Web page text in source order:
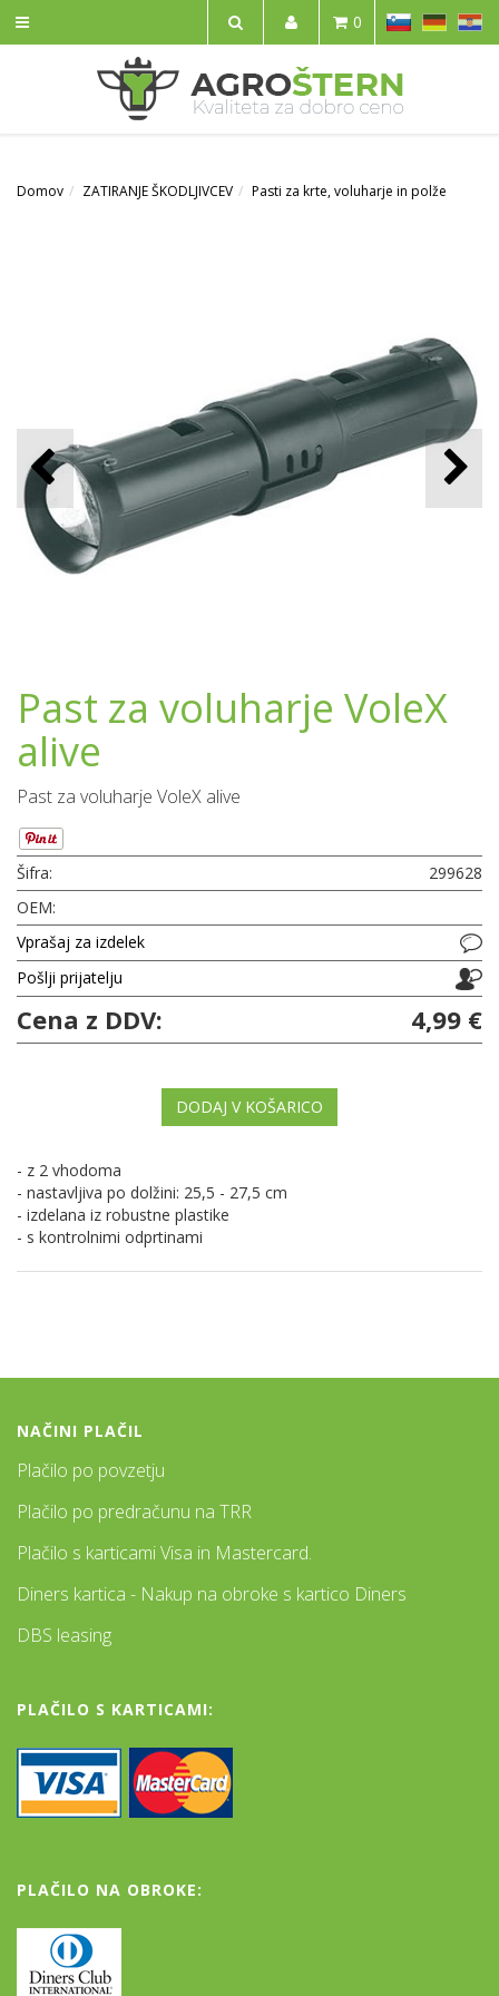
IŠČI
SL HR
0
Domov ZATIRANJE ŠKODLJIVCEV Pasti za krte, voluharje in polže
Past za voluharje VoleX
alive
Past za voluharje VoleX alive
Šifra:
299628
OEM:
Vprašaj za izdelek
Pošlji prijatelju
Cena z DDV: 4,99 €
DODAJ V KOŠARICO
- z 2 vhodoma
- nastavljiva po dolžini: 25,5 - 27,5 cm
- izdelana iz robustne plastike
- s kontrolnimi odprtinami
NAČINI PLAČIL
Plačilo po povzetju
Plačilo po predračunu na TRR
Plačilo s karticami Visa in Mastercard.
Diners kartica - Nakup na obroke s kartico Diners
DBS leasing
PLAČILO S KARTICAMI:
PLAČILO NA OBROKE: